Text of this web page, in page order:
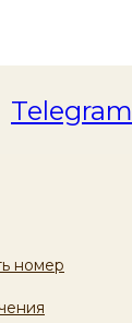
Telegram
номер